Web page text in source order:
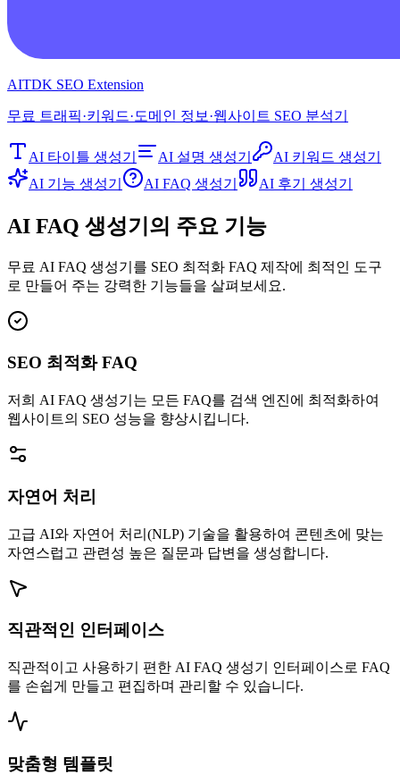
AITDK SEO Extension
무료 트래픽·키워드·도메인 정보·웹사이트 SEO 분석기
AI 타이틀 생성기 AI 설명 생성기
AI 키워드 생성기
AI 기능 생성기
AI FAQ 생성기 AI 후기 생성기
AI FAQ 생성기의 주요 기능
무료 AI FAQ 생성기를 SEO 최적화 FAQ 제작에 최적인 도구
로 만들어 주는 강력한 기능들을 살펴보세요.
SEO 최적화 FAQ
저희 AI FAQ 생성기는 모든 FAQ를 검색 엔진에 최적화하여
웹사이트의 SEO 성능을 향상시킵니다.
자연어 처리
고급 AI와 자연어 처리(NLP) 기술을 활용하여 콘텐츠에 맞는
자연스럽고 관련성 높은 질문과 답변을 생성합니다.
직관적인 인터페이스
직관적이고 사용하기 편한 AI FAQ 생성기 인터페이스로 FAQ
를 손쉽게 만들고 편집하며 관리할 수 있습니다.
맞춤형 템플릿